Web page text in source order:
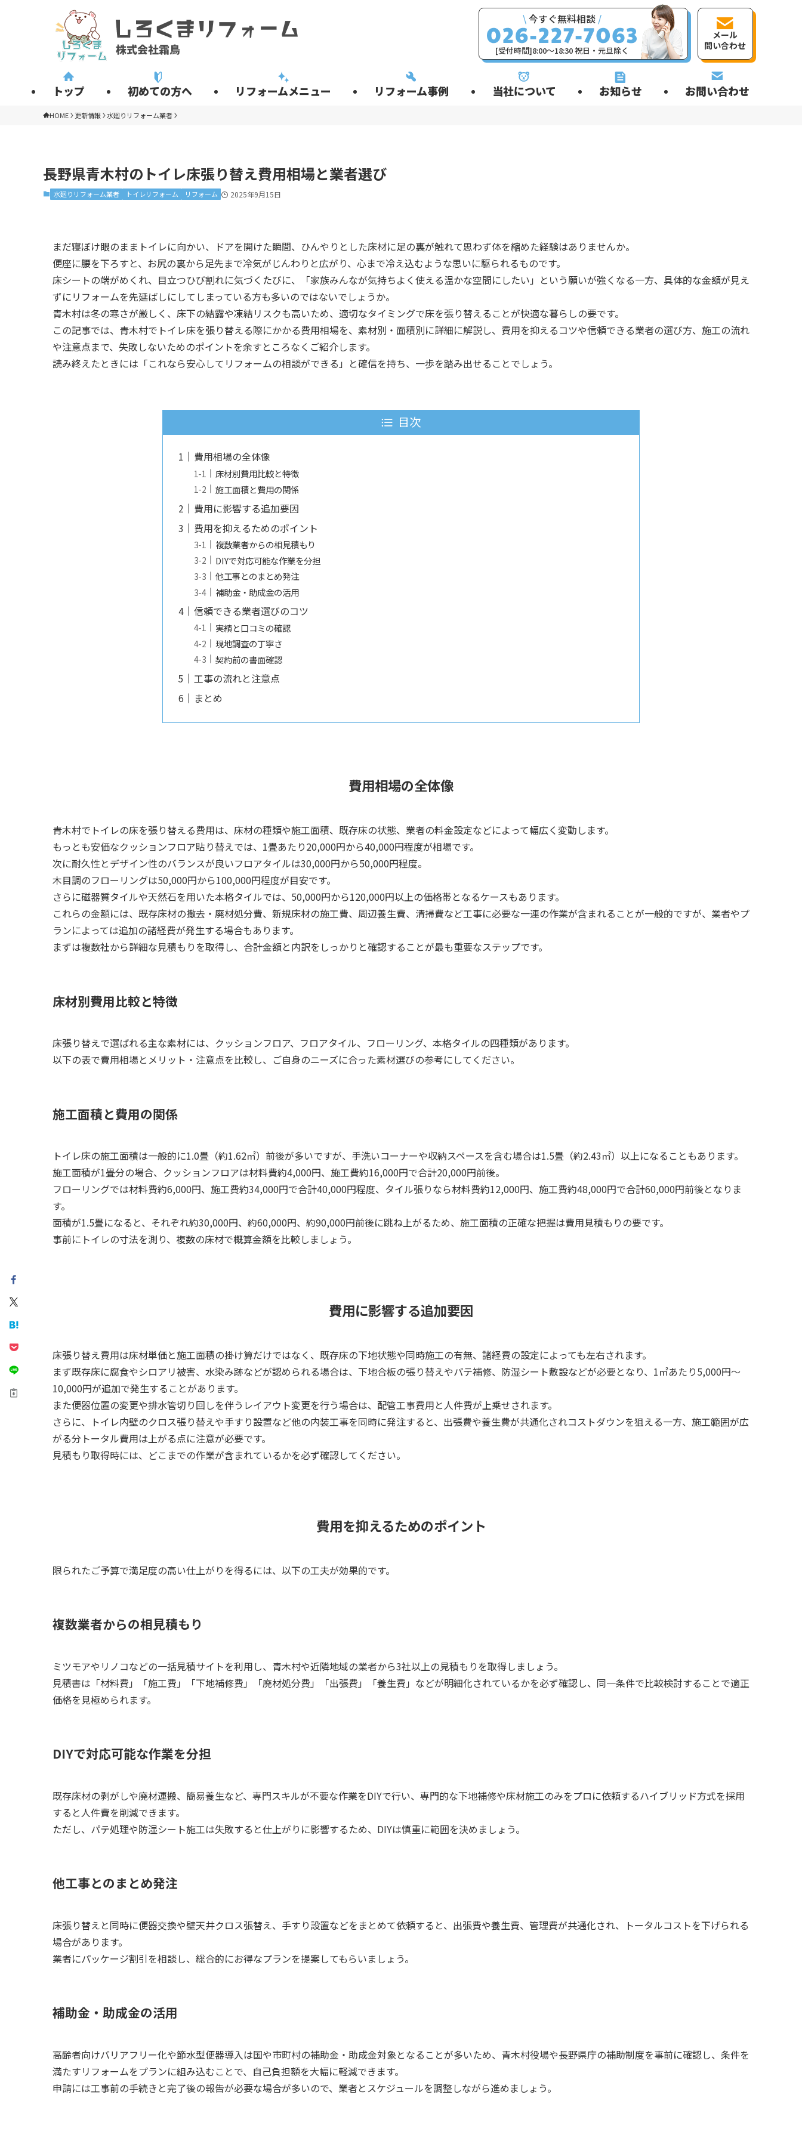
トップ 初めての方へ リフォームメニュー リフォーム事例 当社について お知らせ お問い合わせ
\今すぐ無料相談 /
[受付時間]8:00〜18:30 祝日・元旦除く
メール
問い合わせ
HOME 更新情報 水廻りリフォーム業者
長野県青木村のトイレ床張り替え費用相場と業者選び
水廻りリフォーム業者 トイレリフォーム リフォーム 2025年9月15日
まだ寝ぼけ眼のままトイレに向かい、ドアを開けた瞬間、ひんやりとした床材に足の裏が触れて思わず体を縮めた経験はありませんか。
便座に腰を下ろすと、お尻の裏から足先まで冷気がじんわりと広がり、心まで冷え込むような思いに駆られるものです。
床シートの端がめくれ、目立つひび割れに気づくたびに、「家族みんなが気持ちよく使える温かな空間にしたい」という願いが強くなる一方、具体的な金額が見え
ずにリフォームを先延ばしにしてしまっている方も多いのではないでしょうか。
青木村は冬の寒さが厳しく、床下の結露や凍結リスクも高いため、適切なタイミングで床を張り替えることが快適な暮らしの要です。
この記事では、青木村でトイレ床を張り替える際にかかる費用相場を、素材別・面積別に詳細に解説し、費用を抑えるコツや信頼できる業者の選び方、施工の流れ
や注意点まで、失敗しないためのポイントを余すところなくご紹介します。
読み終えたときには「これなら安心してリフォームの相談ができる」と確信を持ち、一歩を踏み出せることでしょう。
目次
費用相場の全体像
床材別費用比較と特徴
施工面積と費用の関係
費用に影響する追加要因
費用を抑えるためのポイント
複数業者からの相見積もり
DIYで対応可能な作業を分担
他工事とのまとめ発注
補助金・助成金の活用
信頼できる業者選びのコツ
実績と口コミの確認
現地調査の丁寧さ
契約前の書面確認
工事の流れと注意点
まとめ
費用相場の全体像
青木村でトイレの床を張り替える費用は、床材の種類や施工面積、既存床の状態、業者の料金設定などによって幅広く変動します。
もっとも安価なクッションフロア貼り替えでは、1畳あたり20,000円から40,000円程度が相場です。
次に耐久性とデザイン性のバランスが良いフロアタイルは30,000円から50,000円程度。
木目調のフローリングは50,000円から100,000円程度が目安です。
さらに磁器質タイルや天然石を用いた本格タイルでは、50,000円から120,000円以上の価格帯となるケースもあります。
これらの金額には、既存床材の撤去・廃材処分費、新規床材の施工費、周辺養生費、清掃費など工事に必要な一連の作業が含まれることが一般的ですが、業者やプ
ランによっては追加の諸経費が発生する場合もあります。
まずは複数社から詳細な見積もりを取得し、合計金額と内訳をしっかりと確認することが最も重要なステップです。
床材別費用比較と特徴
床張り替えで選ばれる主な素材には、クッションフロア、フロアタイル、フローリング、本格タイルの四種類があります。
以下の表で費用相場とメリット・注意点を比較し、ご自身のニーズに合った素材選びの参考にしてください。
施工面積と費用の関係
トイレ床の施工面積は一般的に1.0畳（約1.62㎡）前後が多いですが、手洗いコーナーや収納スペースを含む場合は1.5畳（約2.43㎡）以上になることもあります。
施工面積が1畳分の場合、クッションフロアは材料費約4,000円、施工費約16,000円で合計20,000円前後。
フローリングでは材料費約6,000円、施工費約34,000円で合計40,000円程度、タイル張りなら材料費約12,000円、施工費約48,000円で合計60,000円前後となりま
す。
面積が1.5畳になると、それぞれ約30,000円、約60,000円、約90,000円前後に跳ね上がるため、施工面積の正確な把握は費用見積もりの要です。
事前にトイレの寸法を測り、複数の床材で概算金額を比較しましょう。
費用に影響する追加要因
床張り替え費用は床材単価と施工面積の掛け算だけではなく、既存床の下地状態や同時施工の有無、諸経費の設定によっても左右されます。
まず既存床に腐食やシロアリ被害、水染み跡などが認められる場合は、下地合板の張り替えやパテ補修、防湿シート敷設などが必要となり、1㎡あたり5,000円～
10,000円が追加で発生することがあります。
また便器位置の変更や排水管切り回しを伴うレイアウト変更を行う場合は、配管工事費用と人件費が上乗せされます。
さらに、トイレ内壁のクロス張り替えや手すり設置など他の内装工事を同時に発注すると、出張費や養生費が共通化されコストダウンを狙える一方、施工範囲が広
がる分トータル費用は上がる点に注意が必要です。
見積もり取得時には、どこまでの作業が含まれているかを必ず確認してください。
費用を抑えるためのポイント
限られたご予算で満足度の高い仕上がりを得るには、以下の工夫が効果的です。
複数業者からの相見積もり
ミツモアやリノコなどの一括見積サイトを利用し、青木村や近隣地域の業者から3社以上の見積もりを取得しましょう。
見積書は「材料費」「施工費」「下地補修費」「廃材処分費」「出張費」「養生費」などが明細化されているかを必ず確認し、同一条件で比較検討することで適正
価格を見極められます。
DIYで対応可能な作業を分担
既存床材の剥がしや廃材運搬、簡易養生など、専門スキルが不要な作業をDIYで行い、専門的な下地補修や床材施工のみをプロに依頼するハイブリッド方式を採用
すると人件費を削減できます。
ただし、パテ処理や防湿シート施工は失敗すると仕上がりに影響するため、DIYは慎重に範囲を決めましょう。
他工事とのまとめ発注
床張り替えと同時に便器交換や壁天井クロス張替え、手すり設置などをまとめて依頼すると、出張費や養生費、管理費が共通化され、トータルコストを下げられる
場合があります。
業者にパッケージ割引を相談し、総合的にお得なプランを提案してもらいましょう。
補助金・助成金の活用
高齢者向けバリアフリー化や節水型便器導入は国や市町村の補助金・助成金対象となることが多いため、青木村役場や長野県庁の補助制度を事前に確認し、条件を
満たすリフォームをプランに組み込むことで、自己負担額を大幅に軽減できます。
申請には工事前の手続きと完了後の報告が必要な場合が多いので、業者とスケジュールを調整しながら進めましょう。